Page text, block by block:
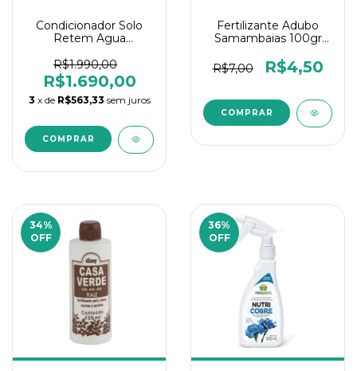
Condicionador Solo
Retem Agua
Nutrientes 10kg
R$1.990,00
R$1.690,00
3 x de R$563,33 sem juros
Fertilizante Adubo
Samambaias 100gr
R$7,00
R$4,50
34%
OFF
36%
OFF